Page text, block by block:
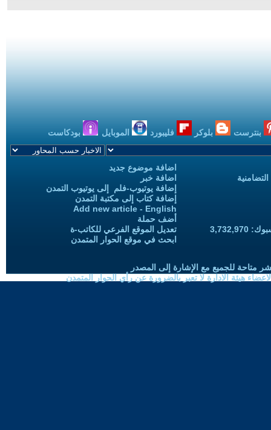
بنترست بلوكر فليبورد الموبايل بودكاست
اضافة موضوع جديد
اضافة خبر
إضافة يوتيوب-فلم إلى يوتيوب التمدن
إضافة كتاب إلى مكتبة التمدن
Add new article - English
أضف حملة
تعديل الموقع الفرعي للكاتب-ة
ابحث في موقع الحوار المتمدن
متاحة للجميع مع الإشارة إلى المصدر
هيئة الادارة لا تعبر بالضرورة عن رأي الحوار المتمدن